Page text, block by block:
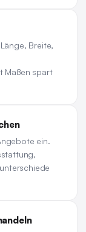
Breite,
Maßen spart
ein.